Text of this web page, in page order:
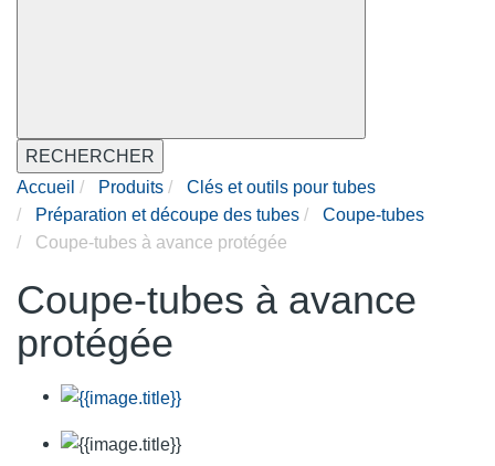
RECHERCHER
Accueil
Produits
Clés et outils pour tubes
Préparation et découpe des tubes
Coupe-tubes
Coupe-tubes à avance protégée
Coupe-tubes à avance
protégée